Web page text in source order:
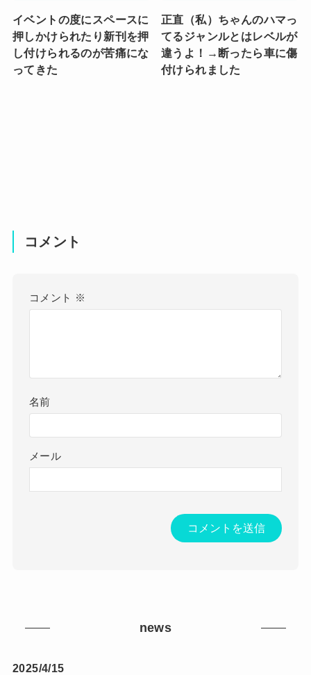
イベントの度にスペースに
押しかけられたり新刊を押
し付けられるのが苦痛にな
ってきた
正直（私）ちゃんのハマっ
てるジャンルとはレベルが
違うよ！→断ったら車に傷
付けられました
コメント
コメント ※
名前
メール
news
2025/4/15